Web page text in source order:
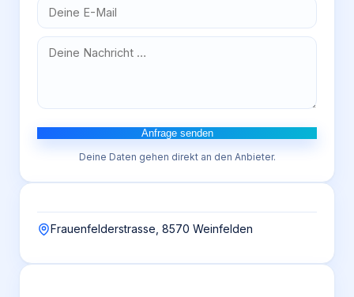
Anfrage senden
Deine Daten gehen direkt an den Anbieter.
Frauenfelderstrasse, 8570 Weinfelden